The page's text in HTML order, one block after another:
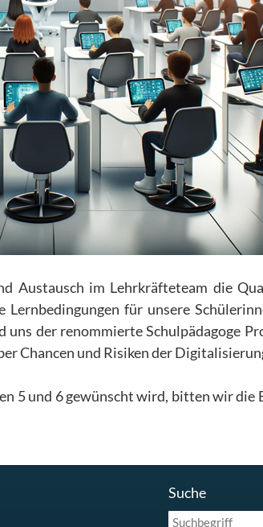
Austausch im Lehrkräfteteam die
für unsere
der renommierte Schulpädagoge
Chancen und Risiken der
5 und 6 gewünscht wird, bitten wir die
Suche
Suchbegriff